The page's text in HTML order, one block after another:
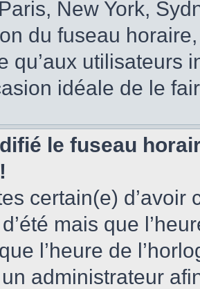
New York,
du fuseau
qu’aux utilisateurs
idéale de le
le fuseau
certain(e)
mais que
l’heure de
administrateur